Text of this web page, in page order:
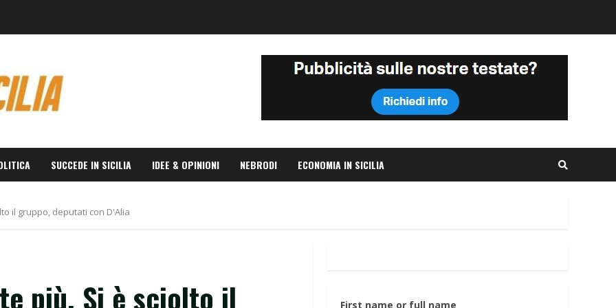
SUCCEDE IN SICILIA IDEE & OPINIONI NEBRODI ECONOMIA IN SICILIA
il gruppo, deputati con D'Alia
più. Si è sciolto il
First name or full name